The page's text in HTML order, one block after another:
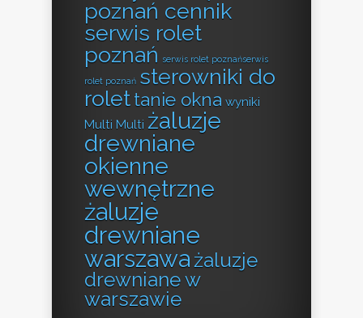
poznań cennik
serwis rolet
poznań serwis rolet poznańserwis
rolet poznań sterowniki do
rolettanie okna wyniki
Multi Multi żaluzje
drewniane
okienne
wewnętrzne
żaluzje
drewniane
warszaważaluzje
drewniane w
warszawie